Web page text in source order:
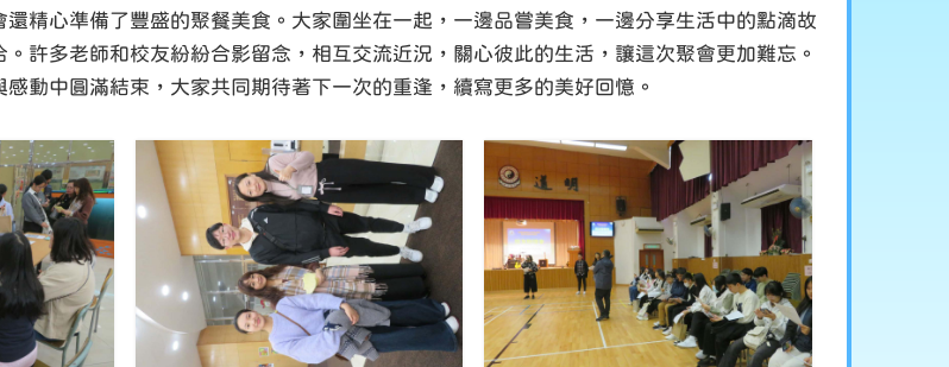
還精心準備了豐盛的聚餐美食。大家圍坐在一起，一邊品嘗美食，一邊分享生活中的點滴故
許多老師和校友紛紛合影留念，相互交流近況，關心彼此的生活，讓這次聚會更加難忘。
動中圓滿結束，大家共同期待著下一次的重逢，續寫更多的美好回憶。